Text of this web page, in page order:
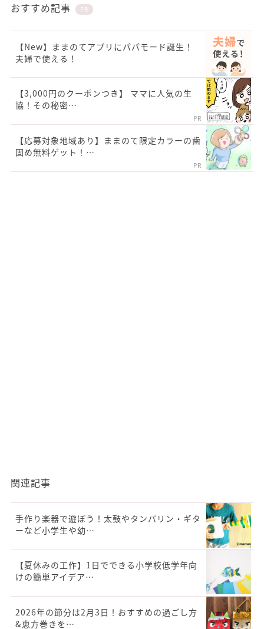
おすすめ記事 PR
【New】ままのてアプリにパパモード誕生！
夫婦で使える！
【3,000円のクーポンつき】 ママに人気の生
協！その秘密…
PR
【応募対象地域あり】ままのて限定カラーの歯
固め無料ゲット！…
PR
関連記事
手作り楽器で遊ぼう！太鼓やタンバリン・ギタ
ーなど小学生や幼…
【夏休みの工作】1日でできる小学校低学年向
けの簡単アイデア…
2026年の節分は2月3日！おすすめの過ごし方
&恵方巻きを…